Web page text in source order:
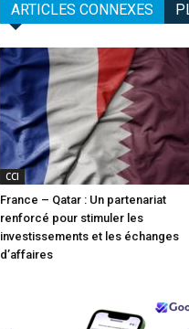
ARTICLES CONNEXES
CCI
France – Qatar : Un partenariat
renforcé pour stimuler les
investissements et les échanges
d’affaires